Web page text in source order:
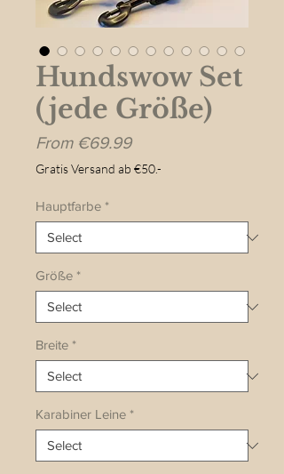
Hundswow Set
(jede Größe)
From €69.99Sale
Price
Gratis Versand ab €50.-
Hauptfarbe *
Größe *
Breite *
Karabiner Leine *